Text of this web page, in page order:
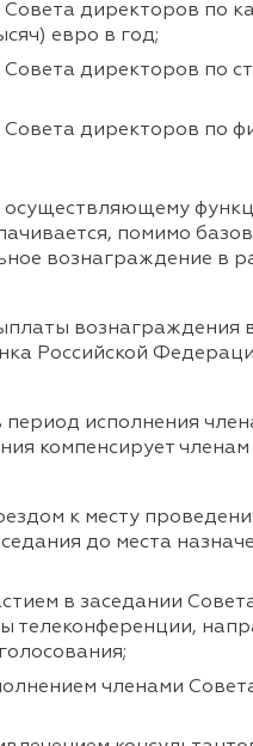
директоров по
евро в год;
директоров по
директоров по
осуществляющему
помимо
вознаграждение в
вознаграждения
Российской
исполнения
компенсирует
к месту
до места
в заседании
телеконференции,
членами